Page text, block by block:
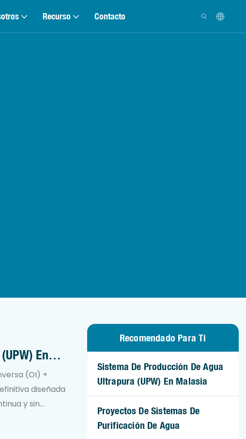
Recurso Contacto
En
(OI) +
diseñada
y sin
general de
Recomendado Para Ti
Sistema De Producción De Agua
Ultrapura (UPW) En Malasia
Proyectos De Sistemas De
Purificación De Agua